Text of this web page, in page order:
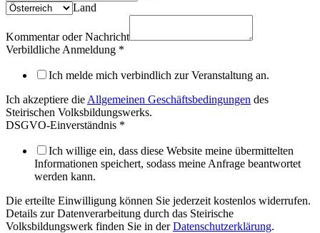
Land
Kommentar oder Nachricht
Verbildliche Anmeldung *
Ich melde mich verbindlich zur Veranstaltung an.
Ich akzeptiere die Allgemeinen Geschäftsbedingungen des
Steirischen Volksbildungswerks.
DSGVO-Einverständnis *
Ich willige ein, dass diese Website meine übermittelten
Informationen speichert, sodass meine Anfrage beantwortet
werden kann.
Die erteilte Einwilligung können Sie jederzeit kostenlos widerrufen.
Details zur Datenverarbeitung durch das Steirische
Volksbildungswerk finden Sie in derDatenschutzerklärung.